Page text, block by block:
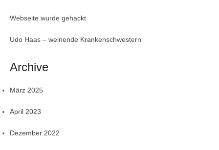
Webseite wurde gehackt
Udo Haas – weinende Krankenschwestern
Archive
März 2025
April 2023
Dezember 2022